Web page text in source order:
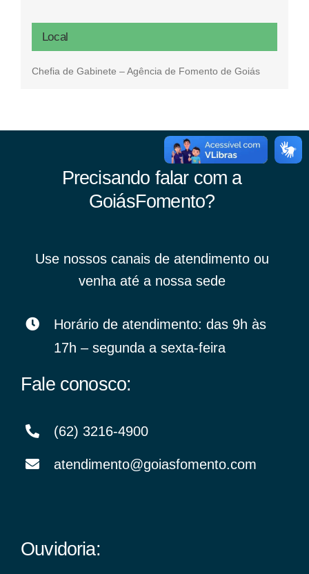
Local
Chefia de Gabinete – Agência de Fomento de Goiás
Precisando falar com a
GoiásFomento?
Use nossos canais de atendimento ou
venha até a nossa sede
Horário de atendimento: das 9h às
17h – segunda a sexta-feira
Fale conosco:
(62) 3216-4900
atendimento@goiasfomento.com
Ouvidoria: